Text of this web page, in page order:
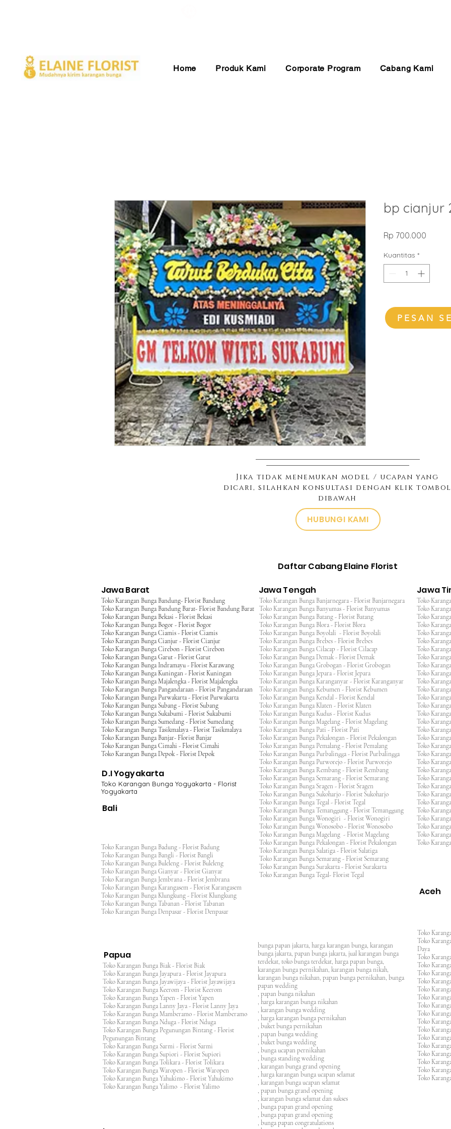
Home Produk Kami Corporate Program Cabang Kami
bp cianjur
Rp 700.000
Kuantitas *
PESAN
Jika tidak menemukan model / ucapan yang
dicari, silahkan konsultasi dengan klik tombol
dibawah
HUBUNGI KAMI
Daftar Cabang Elaine Florist
Jawa Barat Jawa Tengah Jawa
Toko Karangan Bunga Bandung- Florist Bandung
Toko Karangan Bunga Bandung Barat- Florist Bandung Barat
Toko Karangan Bunga Bekasi - Florist Bekasi
Toko Karangan Bunga Bogor - Florist Bogor
Toko Karangan Bunga Ciamis - Florist Ciamis
Toko Karangan Bunga Cianjur - Florist Cianjur
Toko Karangan Bunga Cirebon - Florist Cirebon
Toko Karangan Bunga Garut - Florist Garut
Toko Karangan Bunga Indramayu - Florist Karawang
Toko Karangan Bunga Kuningan - Florist Kuningan
Toko Karangan Bunga Majalengka - Florist Majalengka
Toko Karangan Bunga Pangandaraan - Florist Pangandaraan
Toko Karangan Bunga Purwakarta - Florist Purwakarta
Toko Karangan Bunga Subang - Florist Subang
Toko Karangan Bunga Sukabumi - Florist Sukabumi
Toko Karangan Bunga Sumedang - Florist Sumedang
Toko Karangan Bunga Tasikmalaya - Florist Tasikmalaya
Toko Karangan Bunga Banjar- Florist Banjar
Toko Karangan Bunga Cimahi - Florist Cimahi
Toko Karangan Bunga Depok - Florist Depok
D.I Yogyakarta
Toko Karangan Bunga Yogyakarta - Florist
Yogyakarta
Bali
Toko Karangan Bunga Badung - Florist Badung
Toko Karangan Bunga Bangli - Florist Bangli
Toko Karangan Bunga Buleleng - Florist Buleleng
Toko Karangan Bunga Gianyar - Florist Gianyar
Toko Karangan Bunga Jembrana - Florist Jembrana
Toko Karangan Bunga Karangasem - Florist Karangasem
Toko Karangan Bunga Klungkung - Florist Klungkung
Toko Karangan Bunga Tabanan - Florist Tabanan
Toko Karangan Bunga Denpasar - Florist Denpasar
Toko Karangan Bunga Banjarnegara - Florist Banjarnegara
Toko Karangan Bunga Banyumas - Florist Banyumas
Toko Karangan Bunga Batang - Florist Batang
Toko Karangan Bunga Blora - Florist Blora
Toko Karangan Bunga Boyolali - Florist Boyolali
Toko Karangan Bunga Brebes - Florist Brebes
Toko Karangan Bunga Cilacap - Florist Cilacap
Toko Karangan Bunga Demak - Florist Demak
Toko Karangan Bunga Grobogan - Florist Grobogan
Toko Karangan Bunga Jepara - Florist Jepara
Toko Karangan Bunga Karanganyar - Florist Karanganyar
Toko Karangan Bunga Kebumen - Florist Kebumen
Toko Karangan Bunga Kendal - Florist Kendal
Toko Karangan Bunga Klaten - Florist Klaten
Toko Karangan Bunga Kudus - Florist Kudus
Toko Karangan Bunga Magelang - Florist Magelang
Toko Karangan Bunga Pati - Florist Pati
Toko Karangan Bunga Pekalongan - Florist Pekalongan
Toko Karangan Bunga Pemalang - Florist Pemalang
Toko Karangan Bunga Purbalingga - Florist Purbalingga
Toko Karangan Bunga Purworejo - Florist Purworejo
Toko Karangan Bunga Rembang - Florist Rembang
Toko Karangan Bunga Semarang - Florist Semarang
Toko Karangan Bunga Sragen - Florist Sragen
Toko Karangan Bunga Sukoharjo - Florist Sukoharjo
Toko Karangan Bunga Tegal - Florist Tegal
Toko Karangan Bunga Temanggung - Florist Temanggung
Toko Karangan Bunga Wonogiri - Florist Wonogiri
Toko Karangan Bunga Wonosobo - Florist Wonosobo
Toko Karangan Bunga Magelang - Florist Magelang
Toko Karangan Bunga Pekalongan - Florist Pekalongan
Toko Karangan Bunga Salatiga - Florist Salatiga
Toko Karangan Bunga Semarang - Florist Semarang
Toko Karangan Bunga Surakarta - Florist Surakarta
Toko Karangan Bunga Tegal- Florist Tegal
Toko
Toko
Toko
Toko
Toko
Toko
Toko
Toko
Toko
Toko
Toko
Toko
Toko
Toko
Toko
Toko
Toko
Toko
Toko
Toko
Toko
Toko
Toko
Toko
Toko
Toko
Toko
Toko
Toko
Toko
Toko
Aceh
Papua
Toko Karangan Bunga Biak - Florist Biak
Toko Karangan Bunga Jayapura - Florist Jayapura
Toko Karangan Bunga Jayawijaya - Florist Jayawijaya
Toko Karangan Bunga Keerom - Florist Keerom
Toko Karangan Bunga Yapen - Florist Yapen
Toko Karangan Bunga Lanny Jaya - Florist Lanny Jaya
Toko Karangan Bunga Mamberamo - Florist Mamberamo
Toko Karangan Bunga Nduga - Florist Nduga
Toko Karangan Bunga Pegunungan Bintang - Florist
Pegunungan Bintang
Toko Karangan Bunga Sarmi - Florist Sarmi
Toko Karangan Bunga Supiori - Florist Supiori
Toko Karangan Bunga Tolikara - Florist Tolikara
Toko Karangan Bunga Waropen - Florist Waropen
Toko Karangan Bunga Yahukimo - Florist Yahukimo
Toko Karangan Bunga Yalimo - Florist Yalimo
bunga papan jakarta, harga karangan bunga, karangan
bunga jakarta, papan bunga jakarta, jual karangan bunga
terdekat, toko bunga terdekat, harga papan bunga,
karangan bunga pernikahan, karangan bunga nikah,
karangan bunga nikahan, papan bunga pernikahan, bunga
papan wedding
, papan bunga nikahan
, harga karangan bunga nikahan
, karangan bunga wedding
, harga karangan bunga pernikahan
, buket bunga pernikahan
, papan bunga wedding
, buket bunga wedding
, bunga ucapan pernikahan
, bunga standing wedding
, karangan bunga grand opening
, harga karangan bunga ucapan selamat
, karangan bunga ucapan selamat
, papan bunga grand opening
, karangan bunga selamat dan sukses
, bunga papan grand opening
, bunga papan grand opening
, bunga papan congratulations
Toko
Toko
Daya
Toko
Toko
Toko
Toko
Toko
Toko
Toko
Toko
Toko
Toko
Toko
Toko
Toko
Toko
Toko
Toko